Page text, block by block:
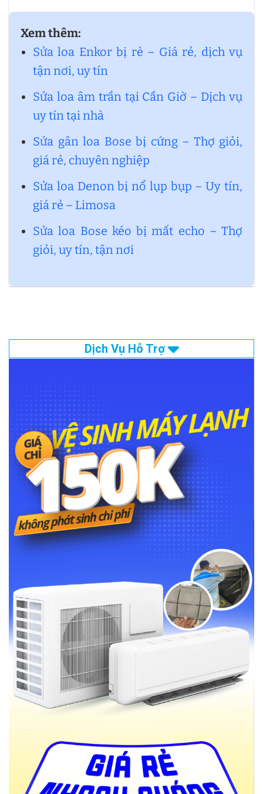
Xem thêm:
Sửa loa Enkor bị rè – Giá rẻ, dịch vụ
tận nơi, uy tín
Sửa loa âm trần tại Cần Giờ – Dịch vụ
uy tín tại nhà
Sửa gân loa Bose bị cứng – Thợ giỏi,
giá rẻ, chuyên nghiệp
Sửa loa Denon bị nổ lụp bụp – Uy tín,
giá rẻ – Limosa
Sửa loa Bose kéo bị mất echo – Thợ
giỏi, uy tín, tận nơi
Dịch Vụ Hỗ Trợ